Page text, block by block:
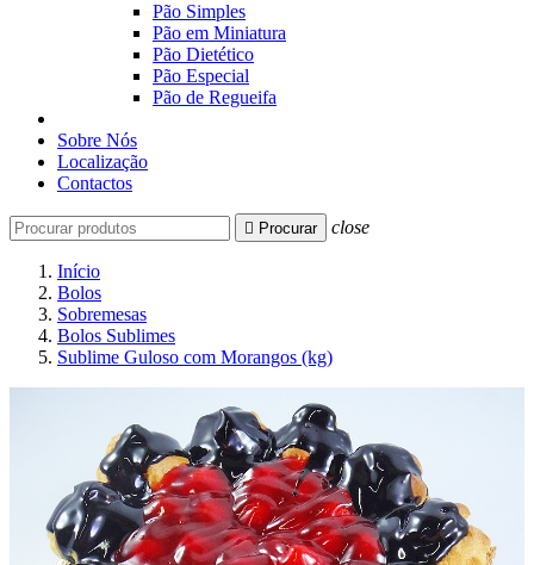
Pão Simples
Pão em Miniatura
Pão Dietético
Pão Especial
Pão de Regueifa
Sobre Nós
Localização
Contactos
 Procurar close
Início
Bolos
Sobremesas
Bolos Sublimes
Sublime Guloso com Morangos (kg)